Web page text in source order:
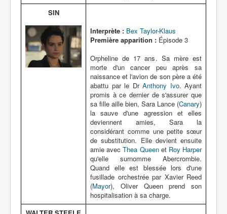
SIN
Interprète : Bex Taylor-Klaus
Première apparition : Épisode 3
Orpheline de 17 ans. Sa mère est
morte d'un cancer peu après sa
naissance et l'avion de son père a été
abattu par le Dr Anthony Ivo. Ayant
promis à ce dernier de s'assurer que
sa fille aille bien, Sara Lance (Canary)
la sauve d'une agression et elles
deviennent amies, Sara la
considérant comme une petite sœur
de substitution. Elle devient ensuite
amie avecThea Queenet Roy Harper
qu'elle surnomme Abercrombie.
Quand elle est blessée lors d'une
fusillade orchestrée par Xavier Reed
(Mayor), Oliver Queen prend son
hospitalisation à sa charge.